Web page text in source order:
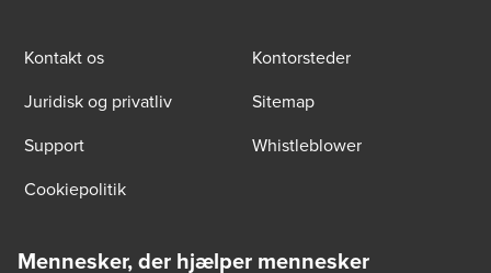
Kontakt os
Kontorsteder
Juridisk og privatliv
Sitemap
Support
Whistleblower
Cookiepolitik
Mennesker, der hjælper mennesker